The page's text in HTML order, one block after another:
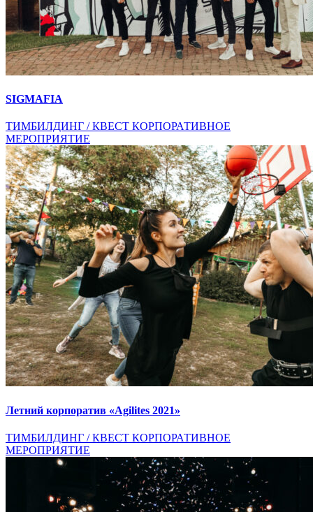
SIGMAFIA
ТИМБИЛДИНГ / КВЕСТ КОРПОРАТИВНОЕ
МЕРОПРИЯТИЕ
Летний корпоратив «Agilites 2021»
ТИМБИЛДИНГ / КВЕСТ КОРПОРАТИВНОЕ
МЕРОПРИЯТИЕ